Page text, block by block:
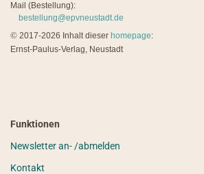
Mail (Bestellung):
bestellung@epvneustadt.de
© 2017-2026 Inhalt dieser homepage:
Ernst-Paulus-Verlag, Neustadt
Funktionen
Newsletter an- /abmelden
Kontakt